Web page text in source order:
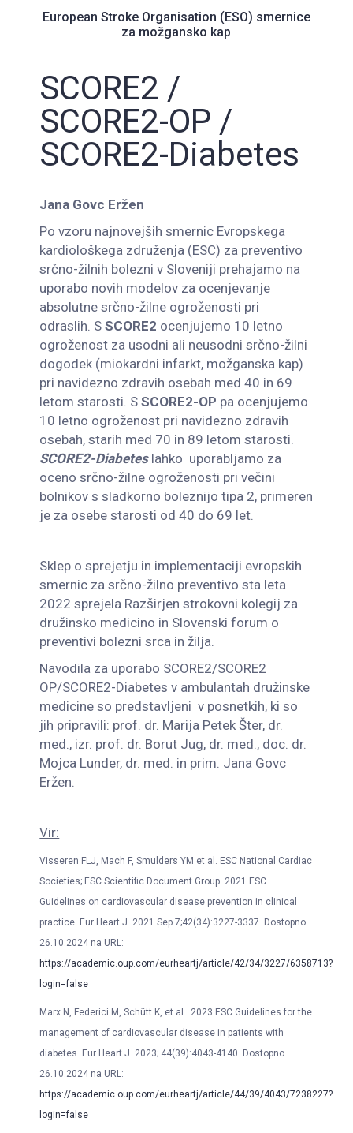
European Stroke Organisation (ESO) smernice
za možgansko kap
SCORE2 /
SCORE2-OP /
SCORE2-Diabetes
Jana Govc Eržen
Po vzoru najnovejših smernic Evropskega
kardiološkega združenja (ESC) za preventivo
srčno-žilnih bolezni v Sloveniji prehajamo na
uporabo novih modelov za ocenjevanje
absolutne srčno-žilne ogroženosti pri
odraslih. SSCORE2 ocenjujemo 10 letno
ogroženost za usodni ali neusodni srčno-žilni
dogodek (miokardni infarkt, možganska kap)
pri navidezno zdravih osebah med 40 in 69
letom starosti. SSCORE2-OP pa ocenjujemo
10 letno ogroženost pri navidezno zdravih
osebah, starih med 70 in 89 letom starosti.
SCORE2-Diabetes lahko uporabljamo za
oceno srčno-žilne ogroženosti pri večini
bolnikov s sladkorno boleznijo tipa 2, primeren
je za osebe starosti od 40 do 69 let.
Sklep o sprejetju in implementaciji evropskih
smernic za srčno-žilno preventivo sta leta
2022 sprejela Razširjen strokovni kolegij za
družinsko medicino in Slovenski forum o
preventivi bolezni srca in žilja.
Navodila za uporabo SCORE2/SCORE2
OP/SCORE2-Diabetes v ambulantah družinske
medicine so predstavljeni v posnetkih, ki so
jih pripravili: prof. dr. Marija Petek Šter, dr.
med., izr. prof. dr. Borut Jug, dr. med., doc. dr.
Mojca Lunder, dr. med. in prim. Jana Govc
Eržen.
Vir:
Visseren FLJ, Mach F, Smulders YM et al. ESC National Cardiac
Societies; ESC Scientific Document Group. 2021 ESC
Guidelines on cardiovascular disease prevention in clinical
practice. Eur Heart J. 2021 Sep 7;42(34):3227-3337. Dostopno
26.10.2024 na URL:
https://academic.oup.com/eurheartj/article/42/34/3227/6358713?
login=false
Marx N, Federici M, Schütt K, et al. 2023 ESC Guidelines for the
management of cardiovascular disease in patients with
diabetes. Eur Heart J. 2023; 44(39):4043-4140. Dostopno
26.10.2024 na URL:
https://academic.oup.com/eurheartj/article/44/39/4043/7238227?
login=false